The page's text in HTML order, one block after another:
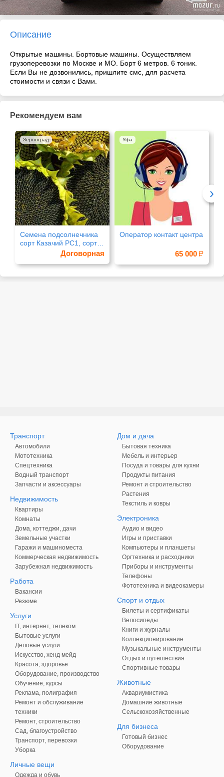
Описание
Открытые машины. Бортовые машины. Осуществляем
грузоперевозки по Москве и МО. Борт 6 метров. 6 тоник.
Если Вы не дозвонились, пришлите смс, для расчета
стоимости и связи с Вами.
Рекомендуем вам
Семена подсолнечника
сорт Казачий РС1, сорт
Договорная
Зерноград
Оператор контакт центра
65 000
Уфа
›
Транспорт
Автомобили
Мототехника
Спецтехника
Водный транспорт
Запчасти и аксессуары
Недвижимость
Квартиры
Комнаты
Дома, коттеджи, дачи
Земельные участки
Гаражи и машиноместа
Коммерческая недвижимость
Зарубежная недвижимость
Работа
Вакансии
Резюме
Услуги
IT, интернет, телеком
Бытовые услуги
Деловые услуги
Искусство, хенд мейд
Красота, здоровье
Оборудование, производство
Обучение, курсы
Реклама, полиграфия
Ремонт и обслуживание
техники
Ремонт, строительство
Сад, благоустройство
Транспорт, перевозки
Уборка
Личные вещи
Одежда и обувь
Дом и дача
Бытовая техника
Мебель и интерьер
Посуда и товары для кухни
Продукты питания
Ремонт и строительство
Растения
Текстиль и ковры
Электроника
Аудио и видео
Игры и приставки
Компьютеры и планшеты
Оргтехника и расходники
Приборы и инструменты
Телефоны
Фототехника и видеокамеры
Спорт и отдых
Билеты и сертификаты
Велосипеды
Книги и журналы
Коллекционирование
Музыкальные инструменты
Отдых и путешествия
Спортивные товары
Животные
Аквариумистика
Домашние животные
Сельскохозяйственные
Для бизнеса
Готовый бизнес
Оборудование